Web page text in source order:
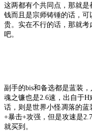
这两都有个共同点，那就
钱而且是宗师铸锤的话，
贵。实在不行的话，那就考
吧。
副手的bis和备选都是蓝装
魂之镰也是2.6速，出自于
话，则是世界小怪凋落的
+暴击+攻强，但是攻速是
就买到。